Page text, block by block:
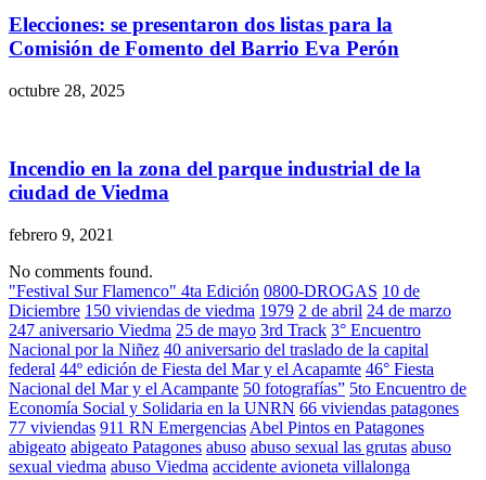
Elecciones: se presentaron dos listas para la
Comisión de Fomento del Barrio Eva Perón
octubre 28, 2025
Incendio en la zona del parque industrial de la
ciudad de Viedma
febrero 9, 2021
No comments found.
"Festival Sur Flamenco" 4ta Edición 0800-DROGAS 10 de
Diciembre 150 viviendas de viedma 1979 2 de abril 24 de marzo
247 aniversario Viedma 25 de mayo 3rd Track 3° Encuentro
Nacional por la Niñez 40 aniversario del traslado de la capital
federal 44º edición de Fiesta del Mar y el Acapamte 46° Fiesta
Nacional del Mar y el Acampante 50 fotografías” 5to Encuentro de
Economía Social y Solidaria en la UNRN 66 viviendas patagones
77 viviendas 911 RN Emergencias Abel Pintos en Patagones
abigeato abigeato Patagones abuso abuso sexual las grutas abuso
sexual viedma abuso Viedma accidente avioneta villalonga